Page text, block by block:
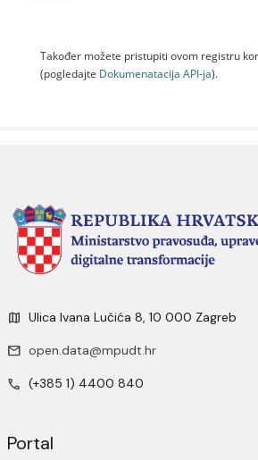
Također možete pristupiti ovom registru
(pogledajte Dokumenаtаcijа API-jа).